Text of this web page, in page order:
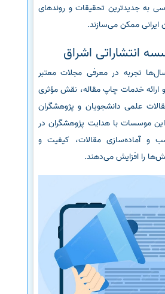
به جدیدترین تحقیقات و روندهای
ایرانی ممکن می‌سازند.
انتشاراتی اشراق
تجربه در معرفی مجلات معتبر
ارائه خدمات چاپ مقاله، نقش مؤثری
علمی دانشجویان و پژوهشگران
موسسات با هدایت پژوهشگران در
و آماده‌سازی مقالات، کیفیت و
را افزایش می‌دهند.